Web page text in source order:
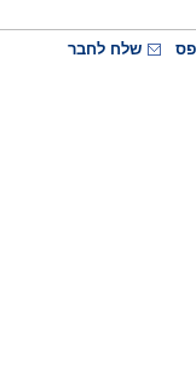
שלח לחבר